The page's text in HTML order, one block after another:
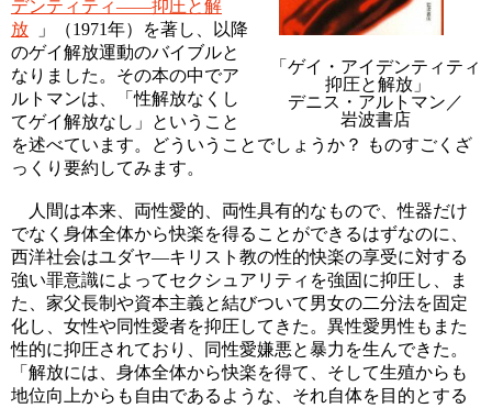
「ゲイ・アイデンティティ
抑圧と解放」
デニス・アルトマン／
岩波書店
デンティティ――抑圧と解
放
」（1971年）を著し、以降
のゲイ解放運動のバイブルと
なりました。その本の中でア
ルトマンは、「性解放なくし
てゲイ解放なし」ということ
を述べています。どういうことでしょうか？ ものすごくざ
っくり要約してみます。
人間は本来、両性愛的、両性具有的なもので、性器だけ
でなく身体全体から快楽を得ることができるはずなのに、
西洋社会はユダヤ—キリスト教の性的快楽の享受に対する
強い罪意識によってセクシュアリティを強固に抑圧し、ま
た、家父長制や資本主義と結びついて男女の二分法を固定
化し、女性や同性愛者を抑圧してきた。異性愛男性もまた
性的に抑圧されており、同性愛嫌悪と暴力を生んできた。
「解放には、身体全体から快楽を得て、そして生殖からも
地位向上からも自由であるような、それ自体を目的とする